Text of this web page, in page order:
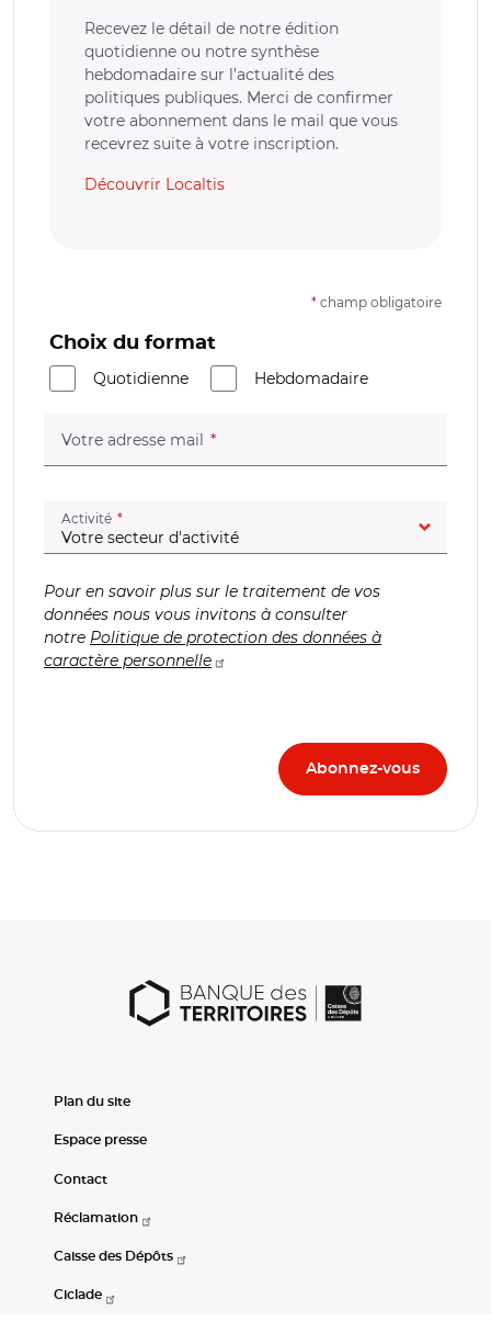
Recevez le détail de notre édition
quotidienne ou notre synthèse
hebdomadaire sur l’actualité des
politiques publiques. Merci de confirmer
votre abonnement dans le mail que vous
recevrez suite à votre inscription.
Découvrir Localtis
* champ obligatoire
Choix du format
Quotidienne
Hebdomadaire
Votre adresse mail (champ obligatoire)
Activité (champ obligatoire)
Pour en savoir plus sur le traitement de vos
données nous vous invitons à consulter
notre Politique de protection des données à
caractère personnelle
Plan du site
Espace presse
Contact
Réclamation
Caisse des Dépôts
Ciclade